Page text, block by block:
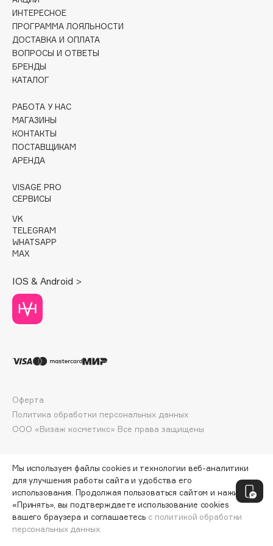
Collagenina
Consly
Corimo
CosRX
Cottolina
Cunzite
Curaprox
D
d'Alba
DARLING*
Darphin
Deonica
Dessange
Dior
Dolomit
DP Daily Perfection
Dr. Vranjes Firenze
Dr.Althea
Dr.Jart+
DSD de Luxe
Dyson
СООБЩИТЬ О ПОСТУПЛЕНИИ
ИНТЕРЕСНОЕ
ПРОГРАММА ЛОЯЛЬНОСТИ
ДОСТАВКА И ОПЛАТА
ВОПРОСЫ И ОТВЕТЫ
БРЕНДЫ
КАТАЛОГ
РАБОТА У НАС
МАГАЗИНЫ
КОНТАКТЫ
ПОСТАВЩИКАМ
АРЕНДА
VISAGE PRO
СЕРВИСЫ
VK
TELEGRAM
WHATSAPP
MAX
IOS & Android >
ООО «Визаж косметикс» Все права защищены
Оферта
Политика обработки персональных данных
Мы используем файлы cookies и технологии веб-аналитики
для улучшения работы сайта и удобства его
использования. Продолжая пользоваться сайтом и нажимая
«Принять», вы подтверждаете использование cookies
вашего браузера и соглашаетесь с политикой обработки
персональных данных.